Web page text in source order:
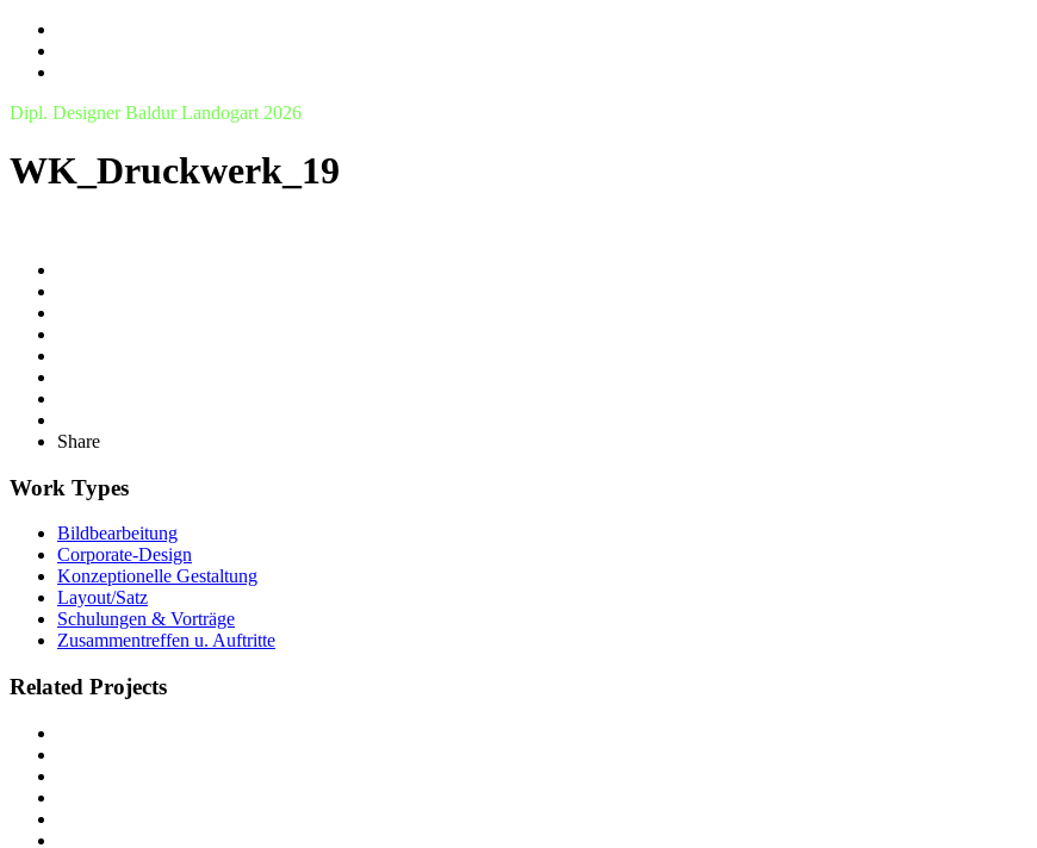
Dipl. Designer Baldur Landogart 2026
WK_Druckwerk_19
Share
Work Types
Bildbearbeitung
Corporate-Design
Konzeptionelle Gestaltung
Layout/Satz
Schulungen & Vorträge
Zusammentreffen u. Auftritte
Related Projects